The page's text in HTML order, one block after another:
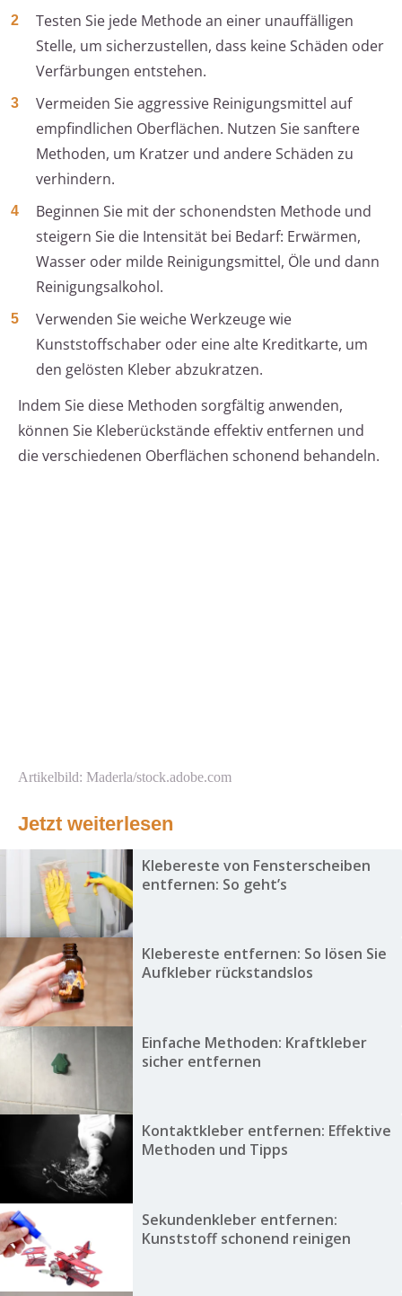
Testen Sie jede Methode an einer unauffälligen
Stelle, um sicherzustellen, dass keine Schäden oder
Verfärbungen entstehen.
Vermeiden Sie aggressive Reinigungsmittel auf
empfindlichen Oberflächen. Nutzen Sie sanftere
Methoden, um Kratzer und andere Schäden zu
verhindern.
Beginnen Sie mit der schonendsten Methode und
steigern Sie die Intensität bei Bedarf: Erwärmen,
Wasser oder milde Reinigungsmittel, Öle und dann
Reinigungsalkohol.
Verwenden Sie weiche Werkzeuge wie
Kunststoffschaber oder eine alte Kreditkarte, um
den gelösten Kleber abzukratzen.
Indem Sie diese Methoden sorgfältig anwenden,
können Sie Kleberückstände effektiv entfernen und
die verschiedenen Oberflächen schonend behandeln.
Artikelbild: Maderla/stock.adobe.com
Jetzt weiterlesen
Klebereste von Fensterscheiben
entfernen: So geht’s
Klebereste entfernen: So lösen Sie
Aufkleber rückstandslos
Einfache Methoden: Kraftkleber
sicher entfernen
Kontaktkleber entfernen: Effektive
Methoden und Tipps
Sekundenkleber entfernen:
Kunststoff schonend reinigen